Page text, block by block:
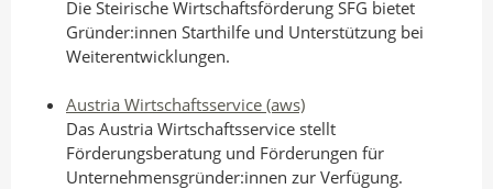
Die Steirische Wirtschaftsförderung SFG bietet
Gründer:innen Starthilfe und Unterstützung bei
Weiterentwicklungen.
Austria Wirtschaftsservice (aws)
Das Austria Wirtschaftsservice stellt
Förderungsberatung und Förderungen für
Unternehmensgründer:innen zur Verfügung.